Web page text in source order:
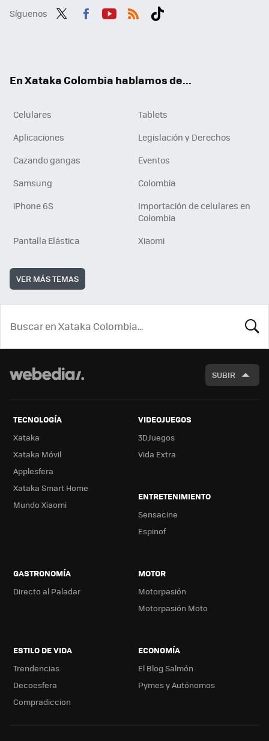
Síguenos
En Xataka Colombia hablamos de...
Celulares
Tablets
Aplicaciones
Legislación y Derechos
Cazando gangas
Eventos
Samsung
Colombia
iPhone 6S
Importación de celulares en
Colombia
Pantalla Elástica
Xiaomi
VER MÁS TEMAS
SUBIR
TECNOLOGÍA
Xataka
Xataka Móvil
Applesfera
Xataka Smart Home
Mundo Xiaomi
VIDEOJUEGOS
3DJuegos
Vida Extra
ENTRETENIMIENTO
Sensacine
Espinof
GASTRONOMÍA
Directo al Paladar
MOTOR
Motorpasión
Motorpasión Moto
ESTILO DE VIDA
Trendencias
Decoesfera
Compradiccion
ECONOMÍA
El Blog Salmón
Pymes y Autónomos